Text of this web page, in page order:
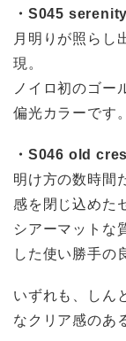
・S045 serenity
月明りが照らし
現。
ノイロ初のゴー
偏光カラーです。
・S046 old
明け方の数時間
感を閉じ込めた
シアーマットな
した使い勝手の
いずれも、しん
なクリア感のあ